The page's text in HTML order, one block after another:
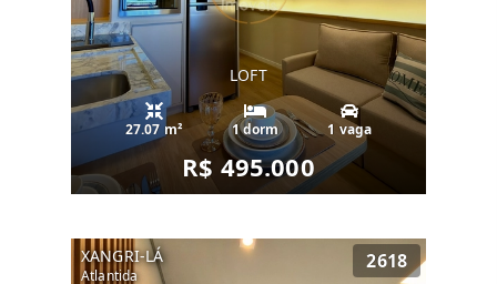
LOFT
27.07 m² 1 dorm 1 vaga
R$ 495.000
XANGRI-LÁ
Atlantida
2618